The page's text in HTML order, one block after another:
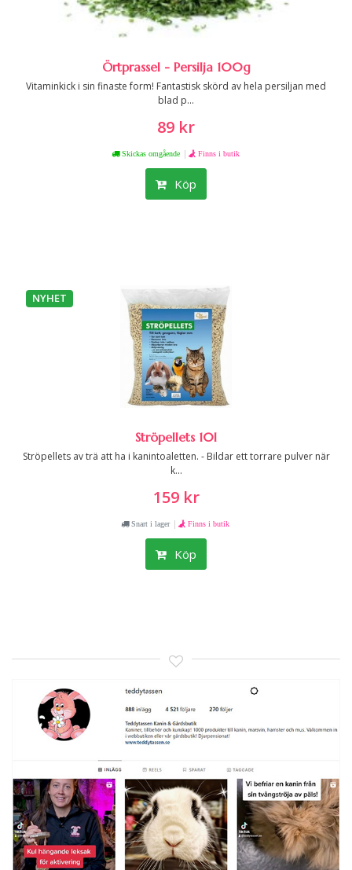
Örtprassel - Persilja 100g
Vitaminkick i sin finaste form! Fantastisk skörd av hela persiljan med
blad p...
89 kr
Skickas omgående | Finns i butik
Köp
NYHET
Ströpellets 10l
Ströpellets av trä att ha i kanintoaletten. - Bildar ett torrare pulver när
k...
159 kr
Snart i lager | Finns i butik
Köp